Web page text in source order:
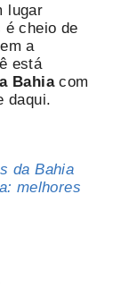
lugar
é cheio de
a
está
Bahiacom
daqui.
da Bahia
melhores